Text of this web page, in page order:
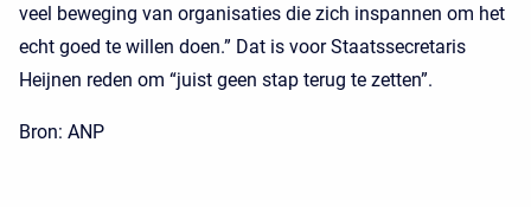
veel beweging van organisaties die zich inspannen om het
echt goed te willen doen.” Dat is voor Staatssecretaris
Heijnen reden om “juist geen stap terug te zetten”.
Bron: ANP